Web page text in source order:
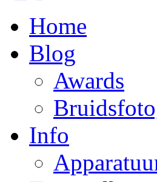
Home
Blog
Awards
Info